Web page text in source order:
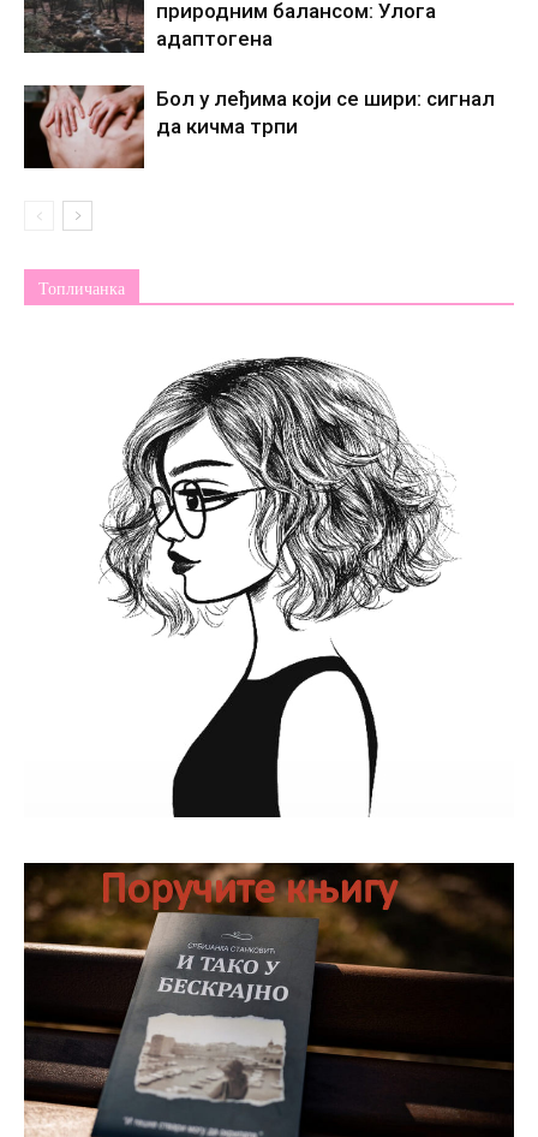
природним балансом: Улога
адаптогена
Бол у леђима који се шири: сигнал
да кичма трпи
Топличанка